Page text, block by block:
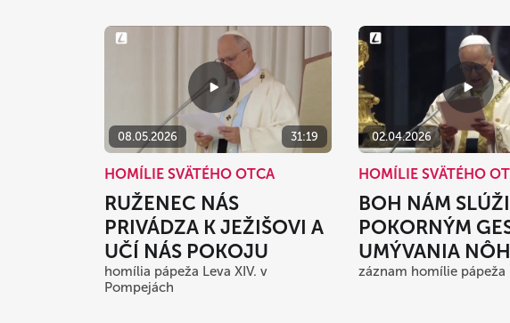
08.05.2026 31:19
HOMÍLIE SVÄTÉHO OTCA
RUŽENEC NÁS
PRIVÁDZA K JEŽIŠOVI A
UČÍ NÁS POKOJU
homília pápeža Leva XIV. v
Pompejách
02.04.2026
HOMÍLIE SVÄTÉHO
BOH NÁM SLÚŽI
POKORNÝM
UMÝVANIA NÔH
záznam homílie pápeža